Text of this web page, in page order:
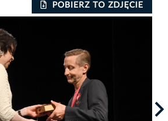
POBIERZ TO ZDJĘCIE